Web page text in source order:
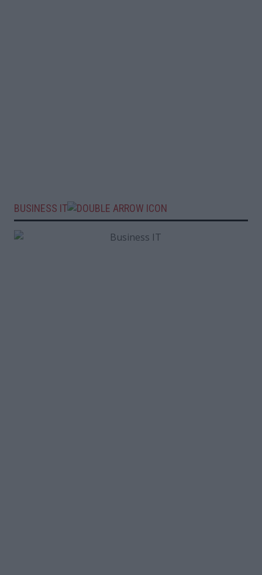
BUSINESS IT